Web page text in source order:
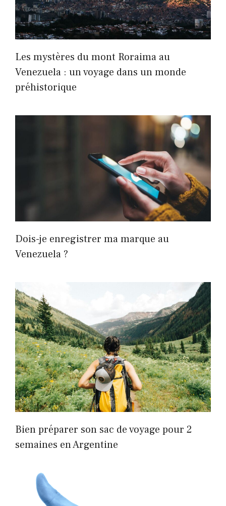
Les mystères du mont Roraima au
Venezuela : un voyage dans un monde
préhistorique
Dois-je enregistrer ma marque au
Venezuela ?
Bien préparer son sac de voyage pour 2
semaines en Argentine